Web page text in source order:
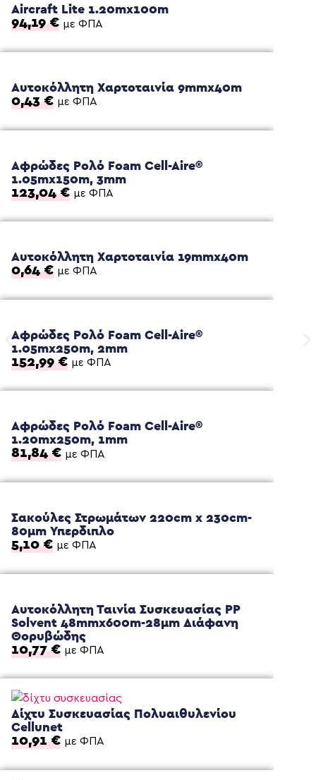
Aircraft Lite 1.20mx100m
94,19€ με ΦΠΑ
Αυτοκόλλητη Χαρτοταινία 9mmx40m
0,43€ με ΦΠΑ
Αφρώδες Ρολό Foam Cell-Aire®
1.05mx150m, 3mm
123,04€ με ΦΠΑ
Αυτοκόλλητη Χαρτοταινία 19mmx40m
0,64€ με ΦΠΑ
Αφρώδες Ρολό Foam Cell-Aire®
1.05mx250m, 2mm
152,99€ με ΦΠΑ
Αφρώδες Ρολό Foam Cell-Aire®
1.20mx250m, 1mm
81,84€ με ΦΠΑ
Σακούλες Στρωμάτων 220cm x 230cm-
80μm Υπερδιπλο
5,10€ με ΦΠΑ
Αυτοκόλλητη Ταινία Συσκευασίας PP
Solvent 48mmx600m-28μm Διάφανη
Θορυβώδης
10,77€ με ΦΠΑ
Δίχτυ Συσκευασίας Πολυαιθυλενίου
Cellunet
10,91€ με ΦΠΑ